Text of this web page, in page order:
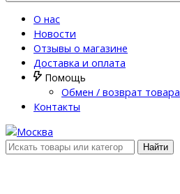
О нас
Новости
Отзывы о магазине
Доставка и оплата
Помощь
Обмен / возврат товара
Контакты
Найти